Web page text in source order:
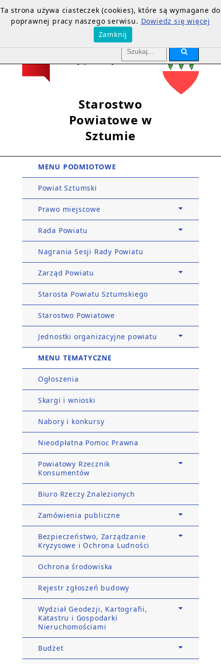
Starostwo
Powiatowe w
Sztumie
MENU PODMIOTOWE
Powiat Sztumski
Prawo miejscowe
Rada Powiatu
Nagrania Sesji Rady Powiatu
Zarząd Powiatu
Starosta Powiatu Sztumskiego
Starostwo Powiatowe
Jednostki organizacyjne powiatu
MENU TEMATYCZNE
Ogłoszenia
Skargi i wnioski
Nabory i konkursy
Nieodpłatna Pomoc Prawna
Powiatowy Rzecznik
Konsumentów
Biuro Rzeczy Znalezionych
Zamówienia publiczne
Bezpieczeństwo, Zarządzanie
Kryzysowe i Ochrona Ludności
Ochrona środowiska
Rejestr zgłoszeń budowy
Wydział Geodezji, Kartografii,
Katastru i Gospodarki
Nieruchomościami
Budżet
Ta strona używa ciasteczek (cookies), które są wymagane do
poprawnej pracy naszego serwisu. Dowiedz się więcej
Zamknij